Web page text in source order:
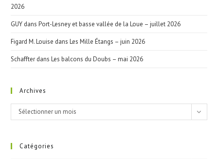
2026
GUY dansPort-Lesney et basse vallée de la Loue – juillet 2026
Figard M. Louise dansLes Mille Étangs – juin 2026
Schaffter dansLes balcons du Doubs – mai 2026
Archives
Archives
Sélectionner un mois
Catégories